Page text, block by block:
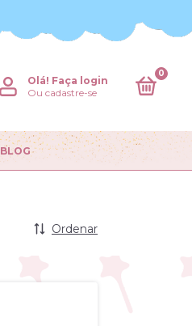
Olá! Faça login
Ou cadastre-se
0
BLOG
Ordenar